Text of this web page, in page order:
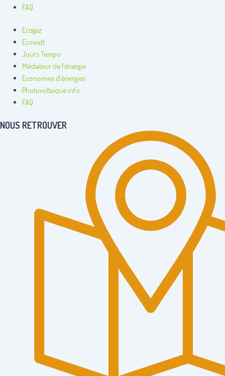
FAQ
Ecogaz
Ecowatt
Jours Tempo
Médiateur de l’énergie
Economies d’énergies
Photovoltaïque.info
FAQ
NOUS RETROUVER